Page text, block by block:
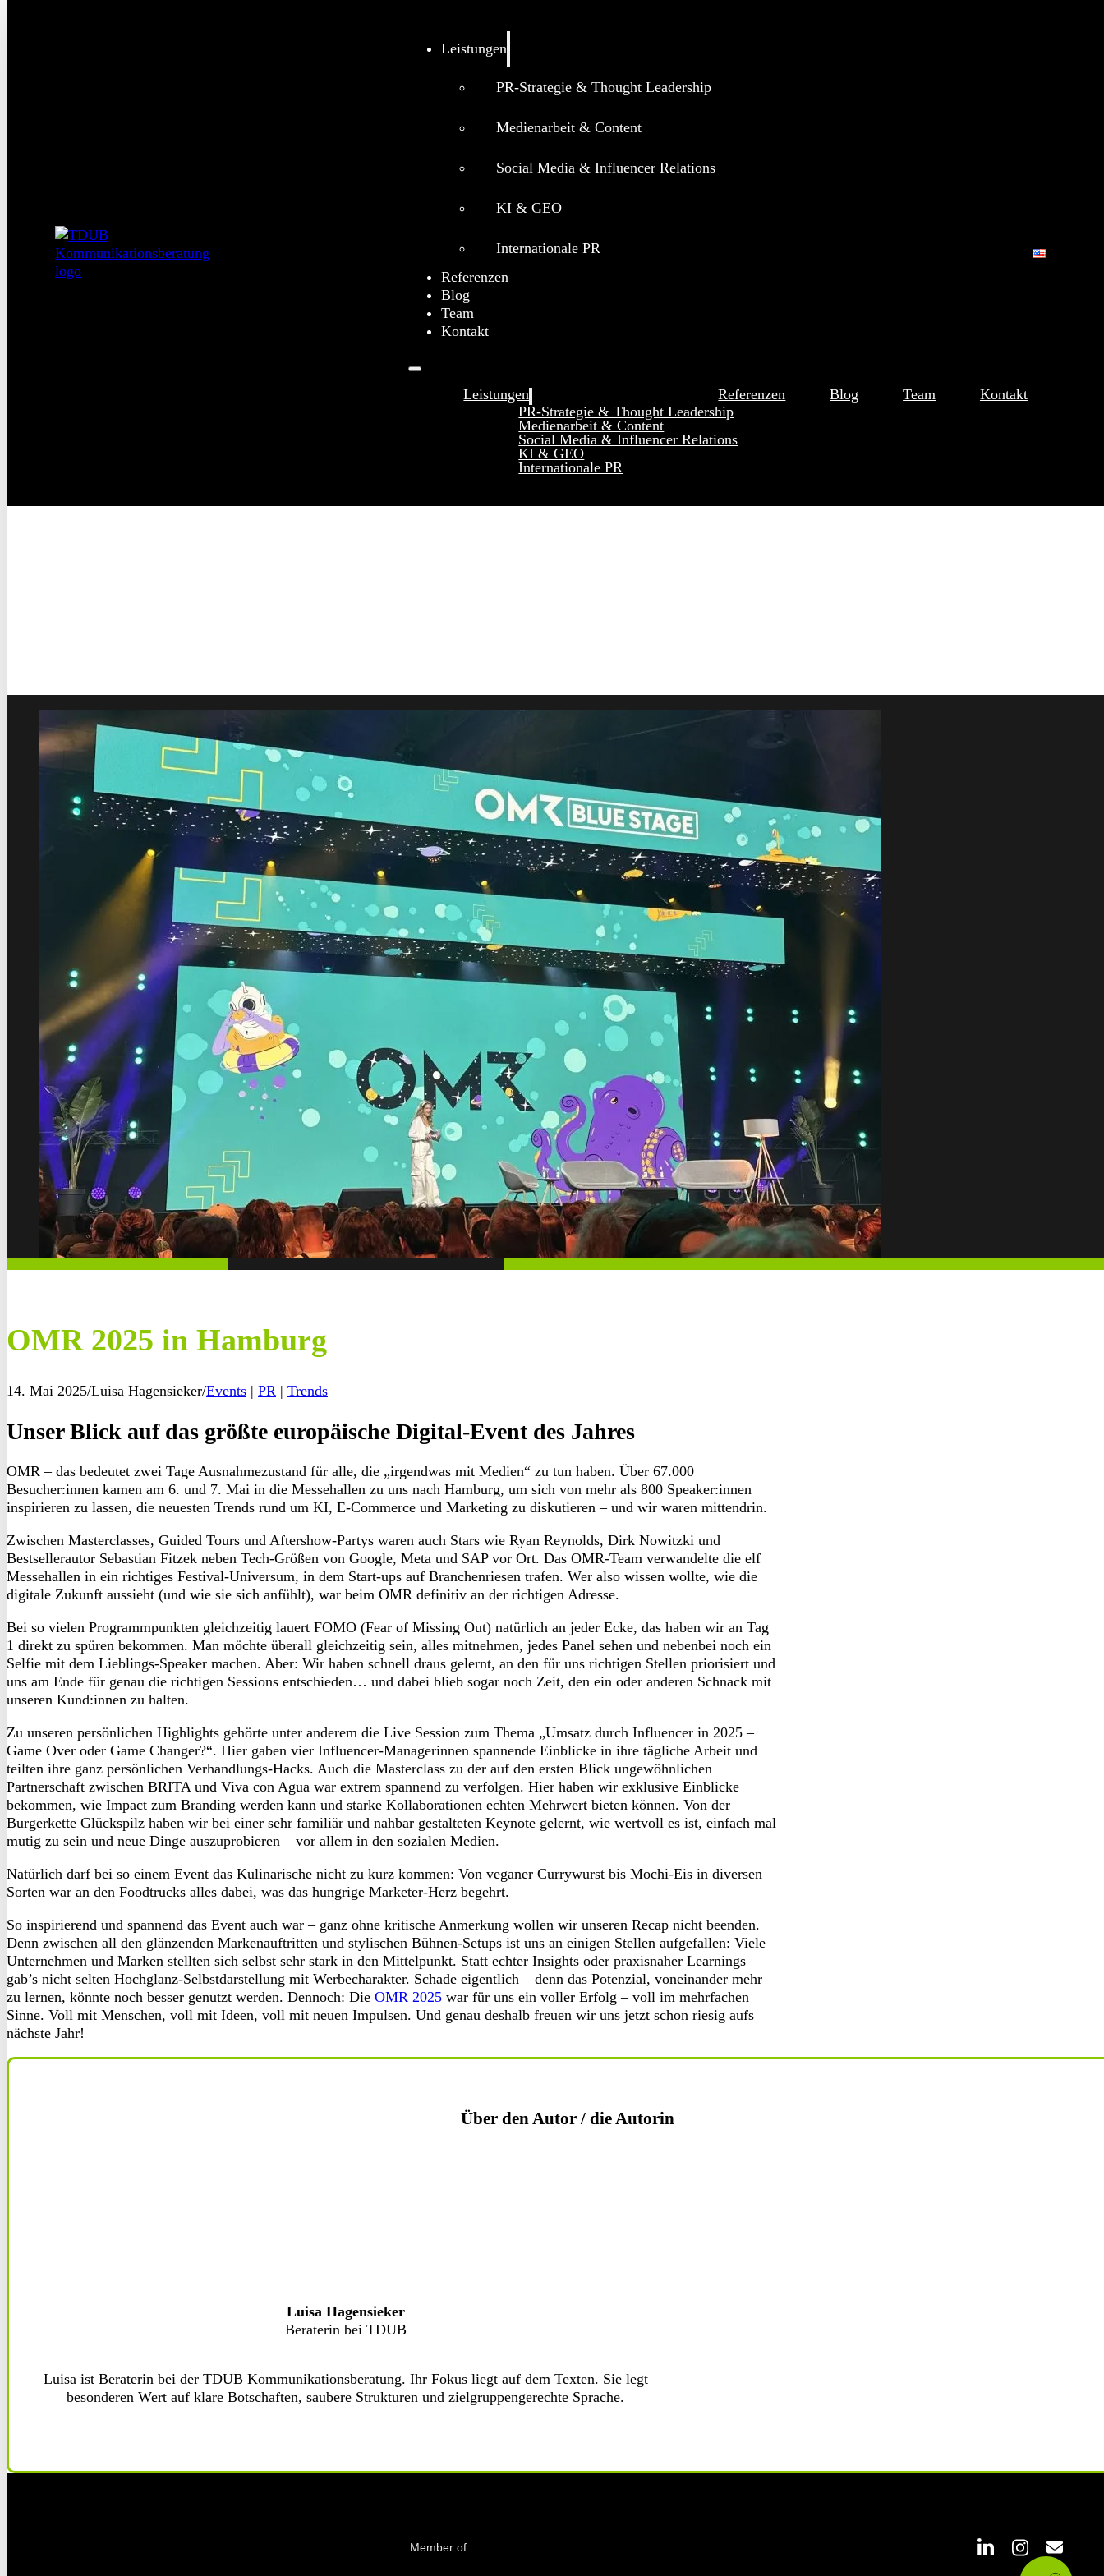
Leistungen
PR-Strategie & Thought Leadership
Medienarbeit & Content
Social Media & Influencer Relations
KI & GEO
Internationale PR
Referenzen
Blog
Team
Kontakt
Leistungen
PR-Strategie & Thought Leadership
Medienarbeit & Content
Social Media & Influencer Relations
KI & GEO
Internationale PR
Referenzen Blog Team Kontakt
OMR 2025 in Hamburg
14. Mai 2025/Luisa Hagensieker/Events | PR | Trends
Unser Blick auf das größte europäische Digital-Event des Jahres
OMR – das bedeutet zwei Tage Ausnahmezustand für alle, die „irgendwas mit Medien“ zu tun haben. Über 67.000
Besucher:innen kamen am 6. und 7. Mai in die Messehallen zu uns nach Hamburg, um sich von mehr als 800 Speaker:innen
inspirieren zu lassen, die neuesten Trends rund um KI, E-Commerce und Marketing zu diskutieren – und wir waren mittendrin.
Zwischen Masterclasses, Guided Tours und Aftershow-Partys waren auch Stars wie Ryan Reynolds, Dirk Nowitzki und
Bestsellerautor Sebastian Fitzek neben Tech-Größen von Google, Meta und SAP vor Ort. Das OMR-Team verwandelte die elf
Messehallen in ein richtiges Festival-Universum, in dem Start-ups auf Branchenriesen trafen. Wer also wissen wollte, wie die
digitale Zukunft aussieht (und wie sie sich anfühlt), war beim OMR definitiv an der richtigen Adresse.
Bei so vielen Programmpunkten gleichzeitig lauert FOMO (Fear of Missing Out) natürlich an jeder Ecke, das haben wir an Tag
1 direkt zu spüren bekommen. Man möchte überall gleichzeitig sein, alles mitnehmen, jedes Panel sehen und nebenbei noch ein
Selfie mit dem Lieblings-Speaker machen. Aber: Wir haben schnell draus gelernt, an den für uns richtigen Stellen priorisiert und
uns am Ende für genau die richtigen Sessions entschieden… und dabei blieb sogar noch Zeit, den ein oder anderen Schnack mit
unseren Kund:innen zu halten.
Zu unseren persönlichen Highlights gehörte unter anderem die Live Session zum Thema „Umsatz durch Influencer in 2025 –
Game Over oder Game Changer?“. Hier gaben vier Influencer-Managerinnen spannende Einblicke in ihre tägliche Arbeit und
teilten ihre ganz persönlichen Verhandlungs-Hacks. Auch die Masterclass zu der auf den ersten Blick ungewöhnlichen
Partnerschaft zwischen BRITA und Viva con Agua war extrem spannend zu verfolgen. Hier haben wir exklusive Einblicke
bekommen, wie Impact zum Branding werden kann und starke Kollaborationen echten Mehrwert bieten können. Von der
Burgerkette Glückspilz haben wir bei einer sehr familiär und nahbar gestalteten Keynote gelernt, wie wertvoll es ist, einfach mal
mutig zu sein und neue Dinge auszuprobieren – vor allem in den sozialen Medien.
Natürlich darf bei so einem Event das Kulinarische nicht zu kurz kommen: Von veganer Currywurst bis Mochi-Eis in diversen
Sorten war an den Foodtrucks alles dabei, was das hungrige Marketer-Herz begehrt.
So inspirierend und spannend das Event auch war – ganz ohne kritische Anmerkung wollen wir unseren Recap nicht beenden.
Denn zwischen all den glänzenden Markenauftritten und stylischen Bühnen-Setups ist uns an einigen Stellen aufgefallen: Viele
Unternehmen und Marken stellten sich selbst sehr stark in den Mittelpunkt. Statt echter Insights oder praxisnaher Learnings
gab’s nicht selten Hochglanz-Selbstdarstellung mit Werbecharakter. Schade eigentlich – denn das Potenzial, voneinander mehr
zu lernen, könnte noch besser genutzt werden. Dennoch: Die OMR 2025 war für uns ein voller Erfolg – voll im mehrfachen
Sinne. Voll mit Menschen, voll mit Ideen, voll mit neuen Impulsen. Und genau deshalb freuen wir uns jetzt schon riesig aufs
nächste Jahr!
Über den Autor / die Autorin
Luisa Hagensieker
Beraterin bei TDUB
Luisa ist Beraterin bei der TDUB Kommunikationsberatung. Ihr Fokus liegt auf dem Texten. Sie legt
besonderen Wert auf klare Botschaften, saubere Strukturen und zielgruppengerechte Sprache.
Member of